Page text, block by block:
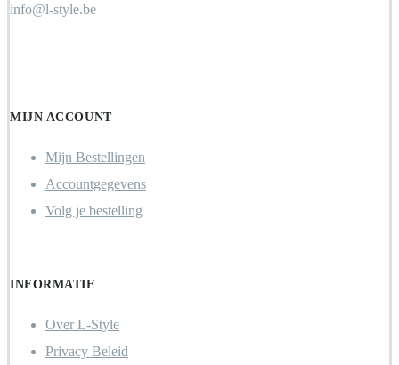
info@l-style.be
MIJN ACCOUNT
Mijn Bestellingen
Accountgegevens
Volg je bestelling
INFORMATIE
Over L-Style
Privacy Beleid